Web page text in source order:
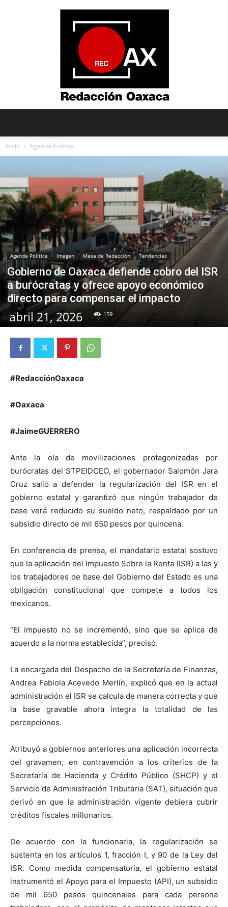
Oaxaca
Inicio Agenda Política
Agenda Política Imagen Mesa de Redacción Tendencias
Gobierno de Oaxaca defiende cobro del ISR
a burócratas y ofrece apoyo económico
directo para compensar el impacto
abril 21, 2026 159
#RedacciónOaxaca
#Oaxaca
#JaimeGUERRERO
Ante la ola de movilizaciones protagonizadas por
burócratas del STPEIDCEO, el gobernador Salomón Jara
Cruz salió a defender la regularización del ISR en el
gobierno estatal y garantizó que ningún trabajador de
base verá reducido su sueldo neto, respaldado por un
subsidio directo de mil 650 pesos por quincena.
En conferencia de prensa, el mandatario estatal sostuvo
que la aplicación del Impuesto Sobre la Renta (ISR) a las y
los trabajadores de base del Gobierno del Estado es una
obligación constitucional que compete a todos los
mexicanos.
“El impuesto no se incrementó, sino que se aplica de
acuerdo a la norma establecida”, precisó.
La encargada del Despacho de la Secretaría de Finanzas,
Andrea Fabiola Acevedo Merlín, explicó que en la actual
administración el ISR se calcula de manera correcta y que
la base gravable ahora integra la totalidad de las
percepciones.
Atribuyó a gobiernos anteriores una aplicación incorrecta
del gravamen, en contravención a los criterios de la
Secretaría de Hacienda y Crédito Público (SHCP) y el
Servicio de Administración Tributaria (SAT), situación que
derivó en que la administración vigente debiera cubrir
créditos fiscales millonarios.
De acuerdo con la funcionaria, la regularización se
sustenta en los artículos 1, fracción I, y 90 de la Ley del
ISR. Como medida compensatoria, el gobierno estatal
instrumentó el Apoyo para el Impuesto (API), un subsidio
de mil 650 pesos quincenales para cada persona